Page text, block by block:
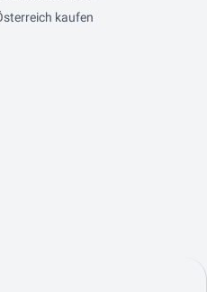
kaufen